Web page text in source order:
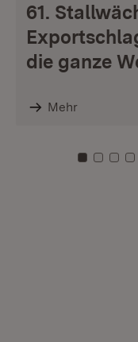
61.
die ganze
Mehr
ZuZuZu